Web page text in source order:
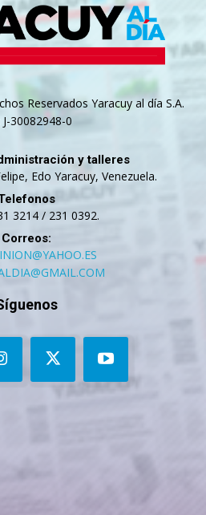
Reservados Yaracuy al día S.A.
J-30082948-0
y talleres
Edo Yaracuy, Venezuela.
3214 / 231 0392.
Correos: